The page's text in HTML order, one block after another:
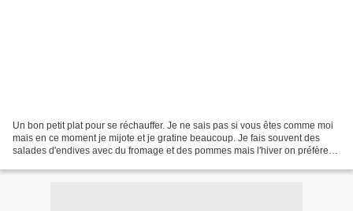
Un bon petit plat pour se réchauffer. Je ne sais pas si vous êtes comme moi
mais en ce moment je mijote et je gratine beaucoup. Je fais souvent des
salades d'endives avec du fromage et des pommes mais l'hiver on préfère